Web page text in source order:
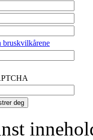
bruskvilkårene